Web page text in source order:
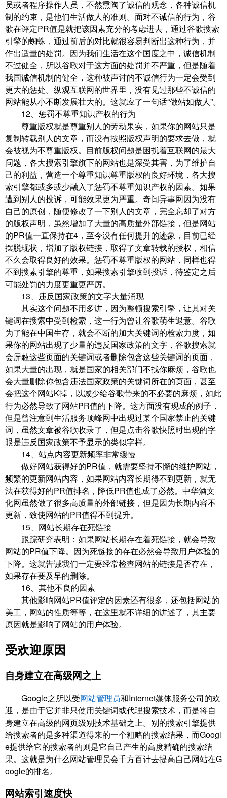
员或者程序操作人员，不然熏陶了诚信的观念，各种诚信机
制的约束，是他们生活做人的准则。面对不诚信的行为，谷
歌在评定PR值是就把该因素充分的考虑进去，通过谷歌搜索
引擎的蜘蛛，通过前后的对比就很容易判断出这种行为，并
作出适量的处罚。因为我们生活在这个国度之中，诚信机制
不过健全，所以谷歌对于这方面的处罚并不严重，但是随着
我国诚信机制的健全，这种被声讨的不诚信行为一定会受到
更大的惩处。纵观互联网的世界里，没有见过那些不诚信的
网站能从小不断发展壮大的。这就应了一句话“做站如做人”。
12、惩罚不尊重知识产权的行为
尊重版权就是尊重别人的劳动果实，如果你的网站只是
复制转载别人的文章，而没有按照版权声明的要求去做，就
会被视为不尊重版权。目前版权问题是困扰着互联网的最大
问题，各大搜索引擎旗下的网站也是深受其害，为了维护自
己的利益，营造一个尊重知识尊重版权的良好环境，各大搜
索引擎都或多或少融入了惩罚不尊重知识产权的因素。如果
遭到别人的投诉，可能效果更为严重。奇闻异事网因为没有
自己的原创，随便修改了一下别人的文章，完全忘却了对方
的版权声明，虽然增加了大量的高质量外部链接，但是网站
的PR值一直保持在4，至今没有任何提升的迹象，目前已经
摆脱现状，增加了版权链接，取得了文章转载的授权，相信
不久会取得良好的效果。惩罚不尊重版权的网站，同样也得
不到搜素引擎的尊重，如果搜索引擎收到投诉，待鉴定之后
可能处罚的力度更重更严厉。
13、违反国家政策的文字大量涌现
其实这个问题不用多讲，因为整顿搜索引擎，让其对关
键词在搜索中受到检索，这一行为曾让谷歌萌生退意。谷歌
为了能在中国生存，就会不断的加大关键词的检索力度，如
果你的网站出现了少量的违反国家政策的文字，谷歌搜索就
会屏蔽这些页面的关键词或者删除包含这些关键词的页面，
如果大量的出现，就是国家的相关部门不找你麻烦，谷歌也
会大量删除你包含违法国家政策的关键词所在的页面，甚至
会把这个网站K掉，以减少给谷歌带来的不必要的麻烦，如此
行为必然导致了网站PR值的下降。这方面没有现成的例子，
但是曾注意到生活服务顶峰网中出现过某个国家禁止的关键
词，虽然文章被谷歌收录了，但是点击谷歌快照时出现的字
眼是违反国家政策不予显示的类似字样。
14、站点内容更新频率非常缓慢
做好网站获得好的PR值，就需要坚持不懈的维护网站，
频繁的更新网站内容，如果网站内容长期得不到更新，就无
法在获得好的PR值排名，降低PR值也成了必然。中华酒文
化网虽然做了很多高质量的外部链接，但是因为长期内容不
更新，致使网站的PR值得不到提升。
15、网站长期存在死链接
跟踪研究表明：如果网站长期存在着死链接，就会导致
网站的PR值下降。因为死链接的存在必然会导致用户体验的
下降。这就告诫我们一定要经常检查网站的链接是否存在，
如果存在要及早的删除。
16、其他不良的因素
其他影响网站PR值评定的因素还有很多，还包括网站的
美工，网站的性质等等，在这里就不详细的讲述了，其主要
原因就是影响了网站的用户体验。
受欢迎原因
自身建立在高级网之上
Google之所以受网站管理员和Internet媒体服务公司的欢
迎，是由于它并非只使用关键词或代理搜索技术，而是将自
身建立在高级的网页级别技术基础之上。别的搜索引擎提供
给搜索者的是多种渠道得来的一个粗略的搜索结果，而Googl
e提供给它的搜索者的则是它自己产生的高度精确的搜索结
果。这就是为什么网站管理员会千方百计去提高自己网站在G
oogle的排名。
网站索引速度快